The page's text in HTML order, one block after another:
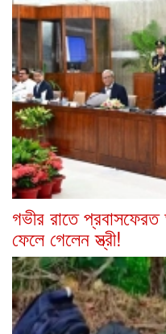
গভীর রাতে
ফেলে গেলেন স্ত্রী!